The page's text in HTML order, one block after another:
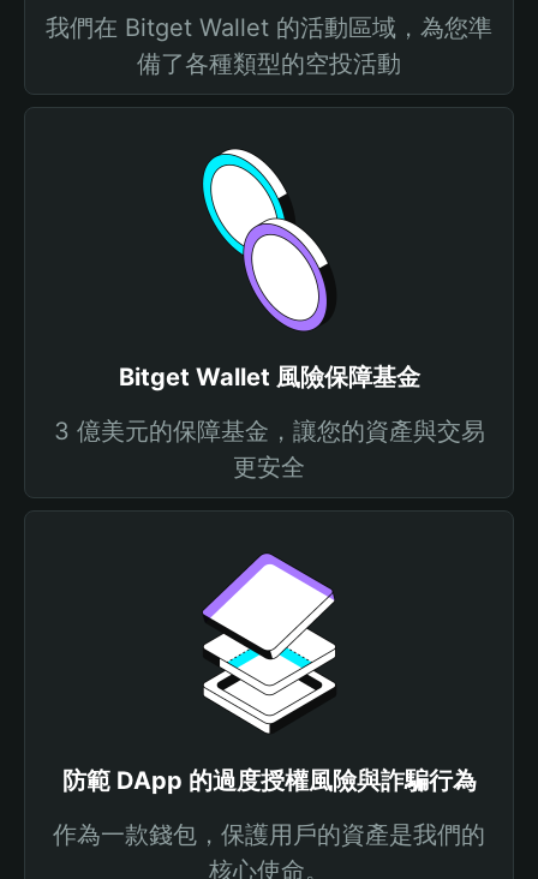
我們在 Bitget Wallet 的活動區域，為您準
備了各種類型的空投活動
Bitget Wallet 風險保障基金
3 億美元的保障基金，讓您的資產與交易
更安全
防範 DApp 的過度授權風險與詐騙行為
作為一款錢包，保護用戶的資產是我們的
核心使命。